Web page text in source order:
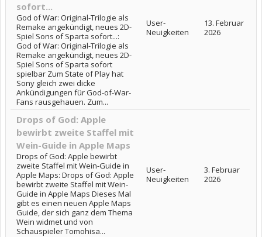
sofort...
God of War: Original-Trilogie als
Remake angekündigt, neues 2D-
Spiel Sons of Sparta sofort...:
God of War: Original-Trilogie als
Remake angekündigt, neues 2D-
Spiel Sons of Sparta sofort
spielbar Zum State of Play hat
Sony gleich zwei dicke
Ankündigungen für God-of-War-
Fans rausgehauen. Zum...
User-
Neuigkeiten
13. Februar
2026
Drops of God: Apple
bewirbt zweite Staffel mit
Wein-Guide in Apple Maps
Drops of God: Apple bewirbt
zweite Staffel mit Wein-Guide in
Apple Maps: Drops of God: Apple
bewirbt zweite Staffel mit Wein-
Guide in Apple Maps Dieses Mal
gibt es einen neuen Apple Maps
Guide, der sich ganz dem Thema
Wein widmet und von
Schauspieler Tomohisa...
User-
Neuigkeiten
3. Februar
2026